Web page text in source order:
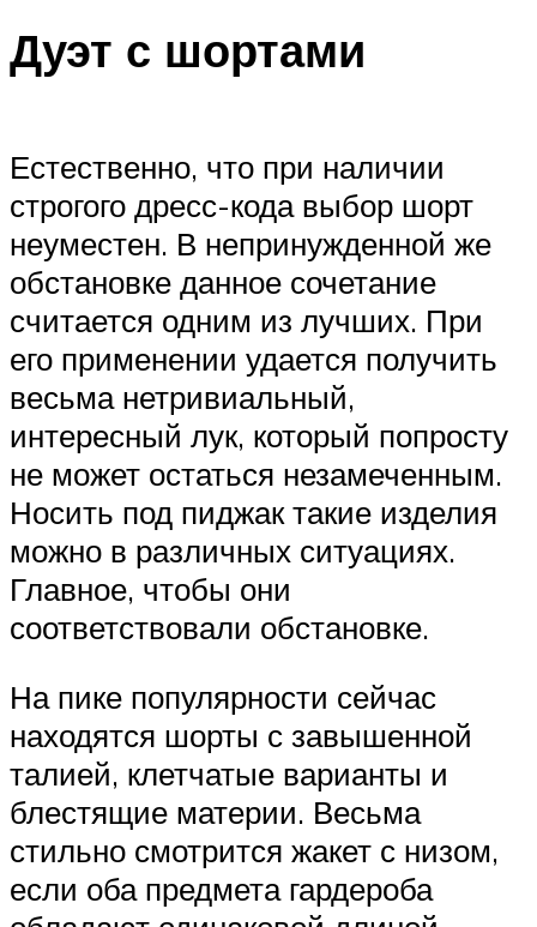
Дуэт с шортами
Естественно, что при наличии
строгого дресс-кода выбор шорт
неуместен. В непринужденной же
обстановке данное сочетание
считается одним из лучших. При
его применении удается получить
весьма нетривиальный,
интересный лук, который попросту
не может остаться незамеченным.
Носить под пиджак такие изделия
можно в различных ситуациях.
Главное, чтобы они
соответствовали обстановке.
На пике популярности сейчас
находятся шорты с завышенной
талией, клетчатые варианты и
блестящие материи. Весьма
стильно смотрится жакет с низом,
если оба предмета гардероба